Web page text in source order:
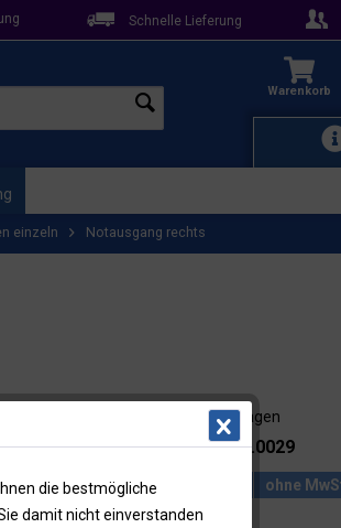
Schnelle Lieferung
Warenkorb
einzeln Notausgang rechts
Lieferzeit: 3-4 Tagen
Artikel-Nr.: 38.0029
Menge ohne
bis9
die bestmögliche
damit nicht einverstanden